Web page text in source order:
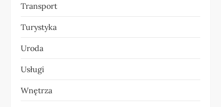
Transport
Turystyka
Uroda
Usługi
Wnętrza